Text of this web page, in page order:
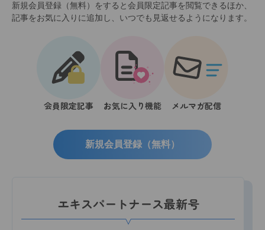
新規会員登録（無料）をすると会員限定記事を閲覧できるほか、
記事をお気に入りに追加し、いつでも見返せるようになります。
会員限定記事 お気に入り機能 メルマガ配信
新規会員登録（無料）
エキスパートナース最新号